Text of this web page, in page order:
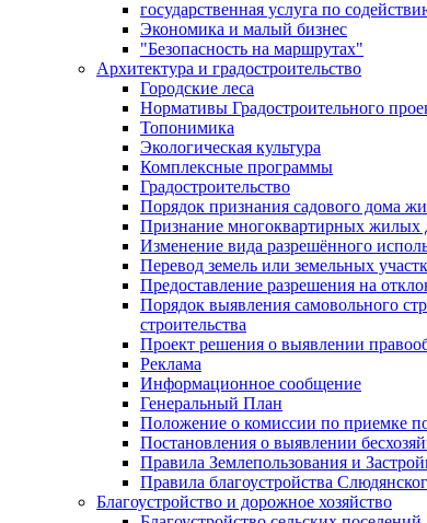
государственная услуга по
Экономика и малый бизнес
"Безопасность на маршрутах"
Архитектура и градостроительство
Городские леса
Нормативы Градостроительного
Топонимика
Экологическая культура
Комплексные программы
Градостроительство
Порядок признания садового дома
Признание многоквартирных жилых
Изменение вида разрешённого
Перевод земель или земельных
Предоставление разрешения на
Порядок выявления самовольного
строительства
Проект решения о выявлении
Реклама
Информационное сообщение
Генеральный План
Положение о комиссии по приемке
Постановления о выявлении
Правила Землепользования и
Правила благоустройства
Благоустройство и дорожное хозяйство